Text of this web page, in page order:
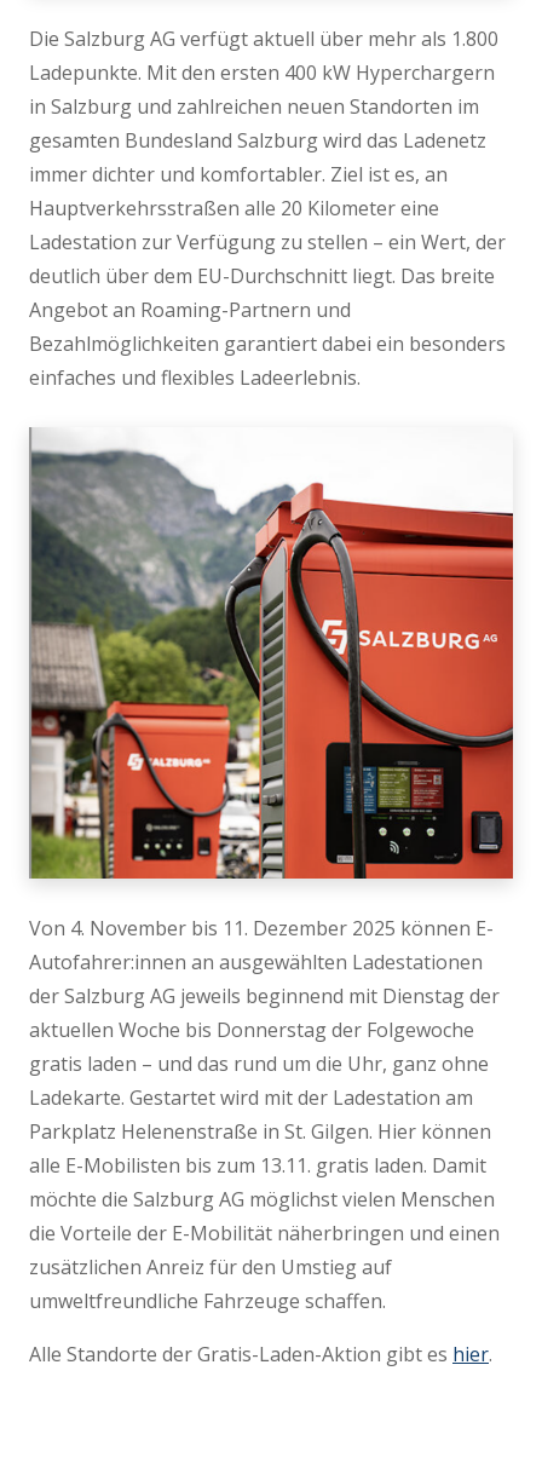
Die Salzburg AG verfügt aktuell über mehr als 1.800
Ladepunkte. Mit den ersten 400 kW Hyperchargern
in Salzburg und zahlreichen neuen Standorten im
gesamten Bundesland Salzburg wird das Ladenetz
immer dichter und komfortabler. Ziel ist es, an
Hauptverkehrsstraßen alle 20 Kilometer eine
Ladestation zur Verfügung zu stellen – ein Wert, der
deutlich über dem EU-Durchschnitt liegt. Das breite
Angebot an Roaming-Partnern und
Bezahlmöglichkeiten garantiert dabei ein besonders
einfaches und flexibles Ladeerlebnis.
Von 4. November bis 11. Dezember 2025 können E-
Autofahrer:innen an ausgewählten Ladestationen
der Salzburg AG jeweils beginnend mit Dienstag der
aktuellen Woche bis Donnerstag der Folgewoche
gratis laden – und das rund um die Uhr, ganz ohne
Ladekarte. Gestartet wird mit der Ladestation am
Parkplatz Helenenstraße in St. Gilgen. Hier können
alle E-Mobilisten bis zum 13.11. gratis laden. Damit
möchte die Salzburg AG möglichst vielen Menschen
die Vorteile der E-Mobilität näherbringen und einen
zusätzlichen Anreiz für den Umstieg auf
umweltfreundliche Fahrzeuge schaffen.
Alle Standorte der Gratis-Laden-Aktion gibt es hier.